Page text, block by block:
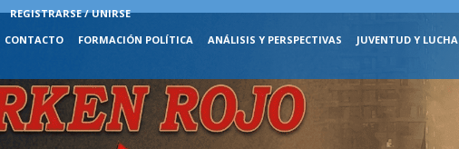
REGISTRARSE / UNIRSE
CONTACTO FORMACIÓN POLÍTICA ANÁLISIS Y PERSPECTIVAS JUVENTUD Y LUCHA